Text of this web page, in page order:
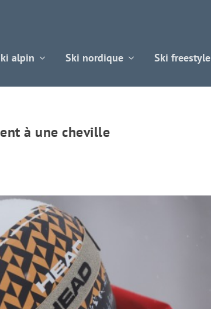
alpin Ski nordique Ski freestyle
à une cheville